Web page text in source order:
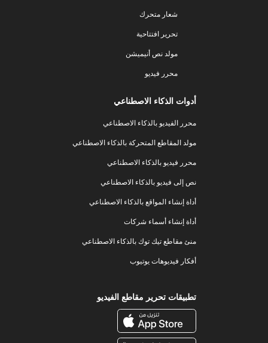
شعار متحرك
تحرير افتتاحية
مولد نص أنيميشن
محرر فيديو
أدوات الذكاء الاصطناعي
محرر الفيديو بالذكاء الاصطناعي
مولد المقاطع المتحركة بالذكاء الاصطناعي
محرر فيديو بالذكاء الاصطناعي
نص إلى فيديو بالذكاء الاصطناعي
أداة إنشاء المواقع بالذكاء الاصطناعي
أداة إنشاء أسماء شركات
منئ مقاطع تيك توك بالذكاء الاصطناعي
أفكار فيديوهات يوتيوب
تطبيقات تحرير مقاطع الفيديو